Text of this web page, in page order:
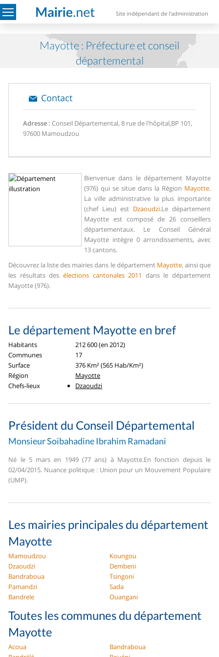
Site indépendant de l'administration
Mayotte : Préfecture et conseil
départemental
Contact
Adresse : Conseil Départemental, 8 rue de l'hôpital,BP 101,
97600 Mamoudzou
Bienvenue dans le département Mayotte
(976) qui se situe dans la Région Mayotte.
La ville administrative la plus importante
(chef Lieu) est Dzaoudzi.Le département
Mayotte est composé de 26 conseillers
départementaux. Le Conseil Général
Mayotte intègre 0 arrondissements, avec
13 cantons.
Découvrez la liste des mairies dans le département Mayotte, ainsi que
les résultats des élections cantonales 2011 dans le département
Mayotte (976).
Le département Mayotte en bref
Habitants
212 600 (en 2012)
Communes
17
Surface
376 Km² (565 Hab/Km²)
Région
Mayotte
Chefs-lieux
Dzaoudzi
Président du Conseil Départemental
Monsieur Soibahadine Ibrahim Ramadani
Né le 5 mars en 1949 (77 ans) à Mayotte.En fonction depuis le
02/04/2015. Nuance politique : Union pour un Mouvement Populaire
(UMP).
Les mairies principales du département
Mayotte
Mamoudzou
Koungou
Dzaoudzi
Dembeni
Bandraboua
Tsingoni
Pamandzi
Sada
Bandrele
Ouangani
Toutes les communes du département
Mayotte
Acoua
Bandraboua